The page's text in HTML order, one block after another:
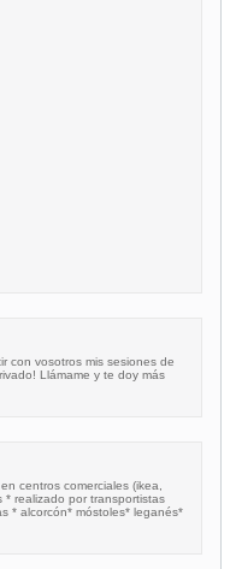
con vosotros mis sesiones de
Llámame y te doy más
centros comerciales (ikea,
* realizado por transportistas
* alcorcón* móstoles* leganés*